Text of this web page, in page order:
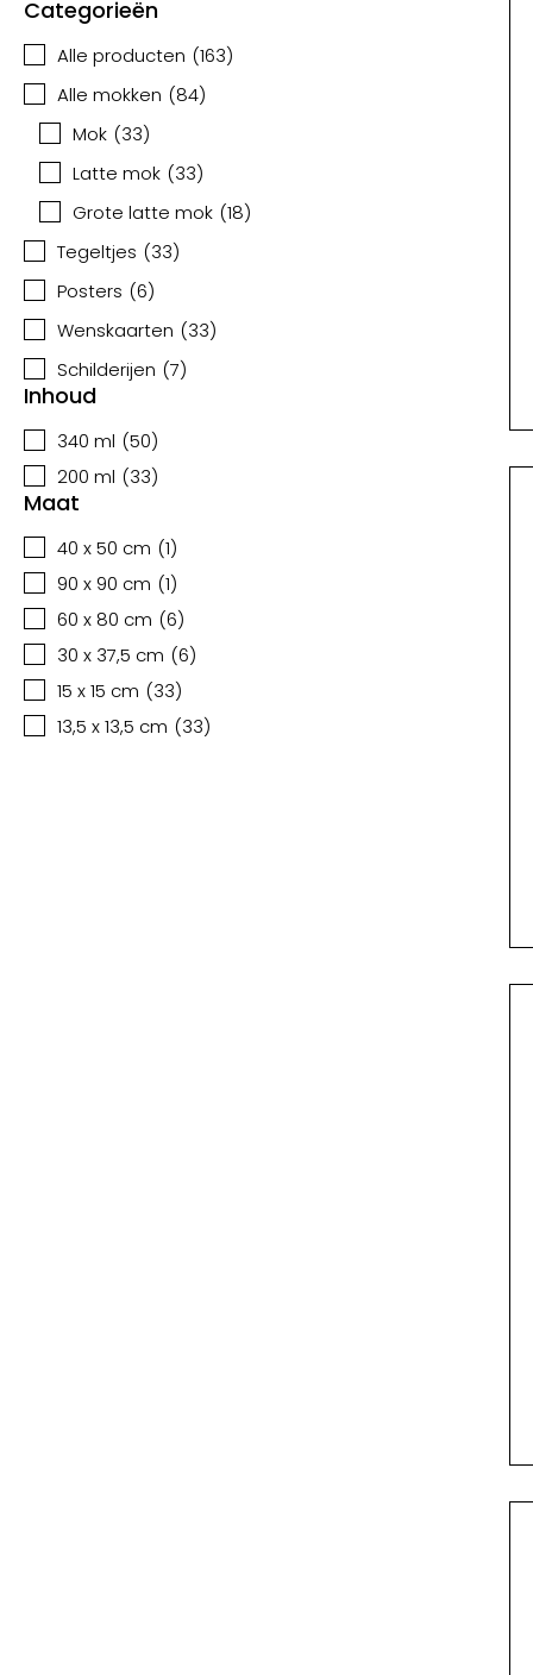
Categorieën
Alle producten (163)
Alle mokken (84)
Mok (33)
Latte mok (33)
Grote latte mok (18)
Tegeltjes (33)
Posters (6)
Wenskaarten (33)
Schilderijen (7)
Inhoud
340 ml (50)
200 ml (33)
Maat
40 x 50 cm (1)
90 x 90 cm (1)
60 x 80 cm (6)
30 x 37,5 cm (6)
15 x 15 cm (33)
13,5 x 13,5 cm (33)